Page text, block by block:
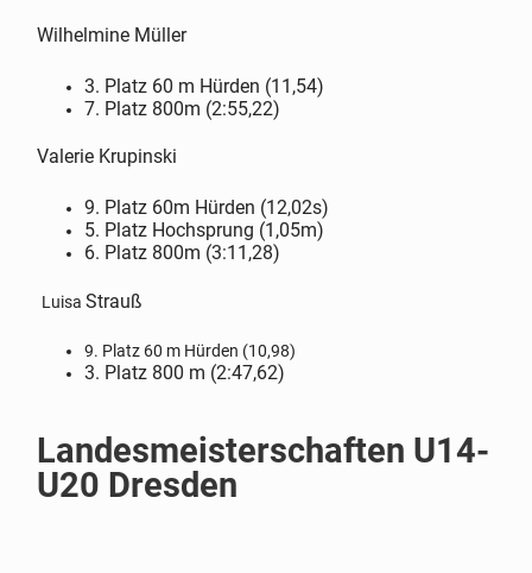
Wilhelmine Müller
3. Platz 60 m Hürden (11,54)
7. Platz 800m (2:55,22)
Valerie Krupinski
9. Platz 60m Hürden (12,02s)
5. Platz Hochsprung (1,05m)
6. Platz 800m (3:11,28)
Luisa Strauß
9. Platz 60 m Hürden (10,98)
3. Platz 800 m (2:47,62)
Landesmeisterschaften U14-
U20 Dresden